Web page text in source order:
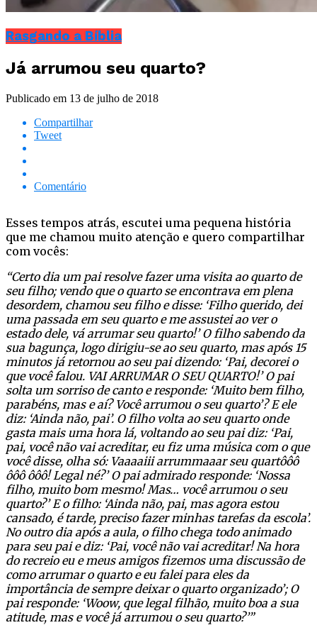
Rasgando a Bíblia
Já arrumou seu quarto?
Publicado em 13 de julho de 2018
Compartilhar
Tweet
Comentário
Esses tempos atrás, escutei uma pequena história
que me chamou muito atenção e quero compartilhar
com vocês:
“Certo dia um pai resolve fazer uma visita ao quarto de
seu filho; vendo que o quarto se encontrava em plena
desordem, chamou seu filho e disse: ‘Filho querido, dei
uma passada em seu quarto e me assustei ao ver o
estado dele, vá arrumar seu quarto!’ O filho sabendo da
sua bagunça, logo dirigiu-se ao seu quarto, mas após 15
minutos já retornou ao seu pai dizendo: ‘Pai, decorei o
que você falou. VAI ARRUMAR O SEU QUARTO!’ O pai
solta um sorriso de canto e responde: ‘Muito bem filho,
parabéns, mas e aí? Você arrumou o seu quarto’? E ele
diz: ‘Ainda não, pai’. O filho volta ao seu quarto onde
gasta mais uma hora lá, voltando ao seu pai diz: ‘Pai,
pai, você não vai acreditar, eu fiz uma música com o que
você disse, olha só: Vaaaaiii arrummaaar seu quartôôô
ôôô ôôô! Legal né?’ O pai admirado responde: ‘Nossa
filho, muito bom mesmo! Mas… você arrumou o seu
quarto?’ E o filho: ‘Ainda não, pai, mas agora estou
cansado, é tarde, preciso fazer minhas tarefas da escola’.
No outro dia após a aula, o filho chega todo animado
para seu pai e diz: ‘Pai, você não vai acreditar! Na hora
do recreio eu e meus amigos fizemos uma discussão de
como arrumar o quarto e eu falei para eles da
importância de sempre deixar o quarto organizado’; O
pai responde: ‘Woow, que legal filhão, muito boa a sua
atitude, mas e você já arrumou o seu quarto?’”